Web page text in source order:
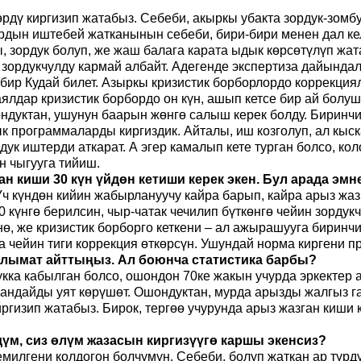
киргизип жатабыз. Себеби, акыркы убакта зордук-
иштебей жатканынын себеби, бири-бири менен дал
зордук болуп, же жаш балага карата ыдык көрсөтүлүп
кармай албайт. Адегенде экспертиза
Кудай билет. Азыркы кризистик борборлордо
кризистик борбордо он күн, ашып кетсе бир ай
ушунун баарын жөнгө салыш керек болду.
программаларды киргиздик. Айталы, иш козголуп, ал
иштерди аткарат. А эгер камалып кете турган болсо,
чыгууга тийиш.
киши 30 күн үйдөн кетиши керек экен. Бул арада
күндөн кийин жабырлануучу кайра барып, кайра арыз
берилсин, чыр-чатак чечилип бүткөнгө чейин
же кризистик борборго кеткени – ал ажырашууга
тиги коррекция өткөрсүн. Ушундай норма киргени
айттыңыз. Ал боюнча статистика барбы?
кабылган болсо, ошондон 70ке жакын учурда
уят көрүшөт. Ошондуктан, мурда арызды жалгыз
жатабыз. Бирок, тергөө учурунда арыз жазган
сиз өлүм жазасын киргизүүгө каршы экенсиз?
колдогон болчумун. Себеби, болуп жаткан ар